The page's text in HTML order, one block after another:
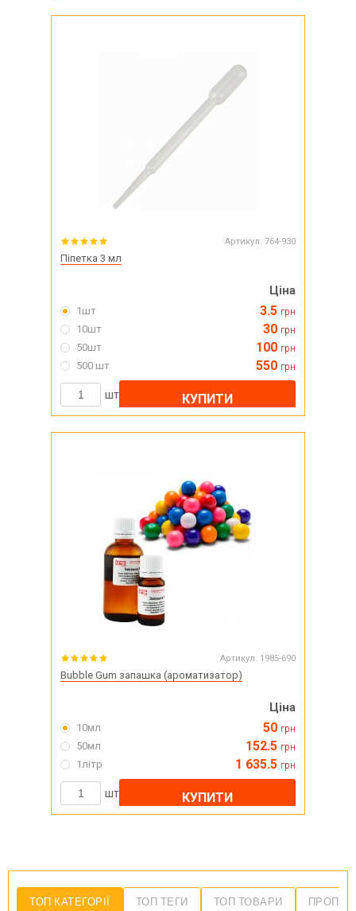
Артикул: 764-930
Піпетка 3 мл
Ціна
1шт 3.5 грн
10шт 30 грн
50шт 100 грн
500 шт 550 грн
шт КУПИТИ
Артикул: 1985-690
Bubble Gum запашка (ароматизатор)
Ціна
10мл 50 грн
50мл 152.5 грн
1літр 1 635.5 грн
шт КУПИТИ
ТОП КАТЕГОРІЇ ТОП ТЕГИ ТОП ТОВАРИ